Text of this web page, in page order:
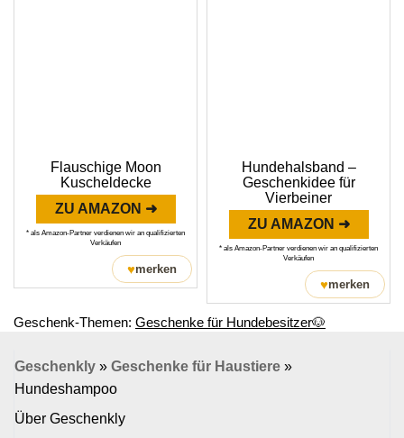
Flauschige Moon
Kuscheldecke
ZU AMAZON ➜
* als Amazon-Partner verdienen wir an qualifizierten
Verkäufen
♥merken
Hundehalsband –
Geschenkidee für
Vierbeiner
ZU AMAZON ➜
* als Amazon-Partner verdienen wir an qualifizierten
Verkäufen
♥merken
Geschenk-Themen: Geschenke für Hundebesitzer🐶
Geschenkly » Geschenke für Haustiere »
Hundeshampoo
Über Geschenkly